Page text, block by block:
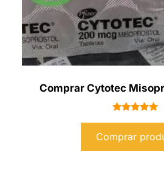
Comprar Cytotec
de 5
Comprar